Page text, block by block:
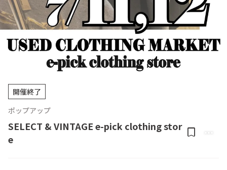
開催終了
ポップアップ
SELECT & VINTAGE e-pick clothing stor
e
bookmark